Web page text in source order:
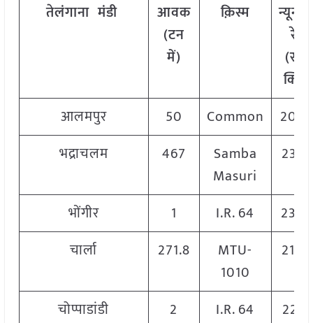
तेलंगाना मंडी
आवक
(टन
में)
क़िस्म
रेट
(रु./
क्विं.)
आलमपुर
50 Common
भद्राचलम
467
Samba
Masuri
2320
भोंगीर 1 I.R. 64
चार्ला
271.8
MTU-
1010
2100
चोप्पाडांडी 2 I.R. 64
2232